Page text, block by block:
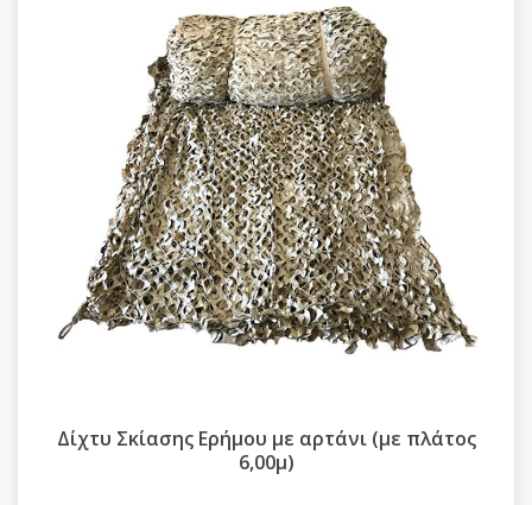
Δίχτυ Σκίασης Ερήμου με αρτάνι (με πλάτος
6,00μ)